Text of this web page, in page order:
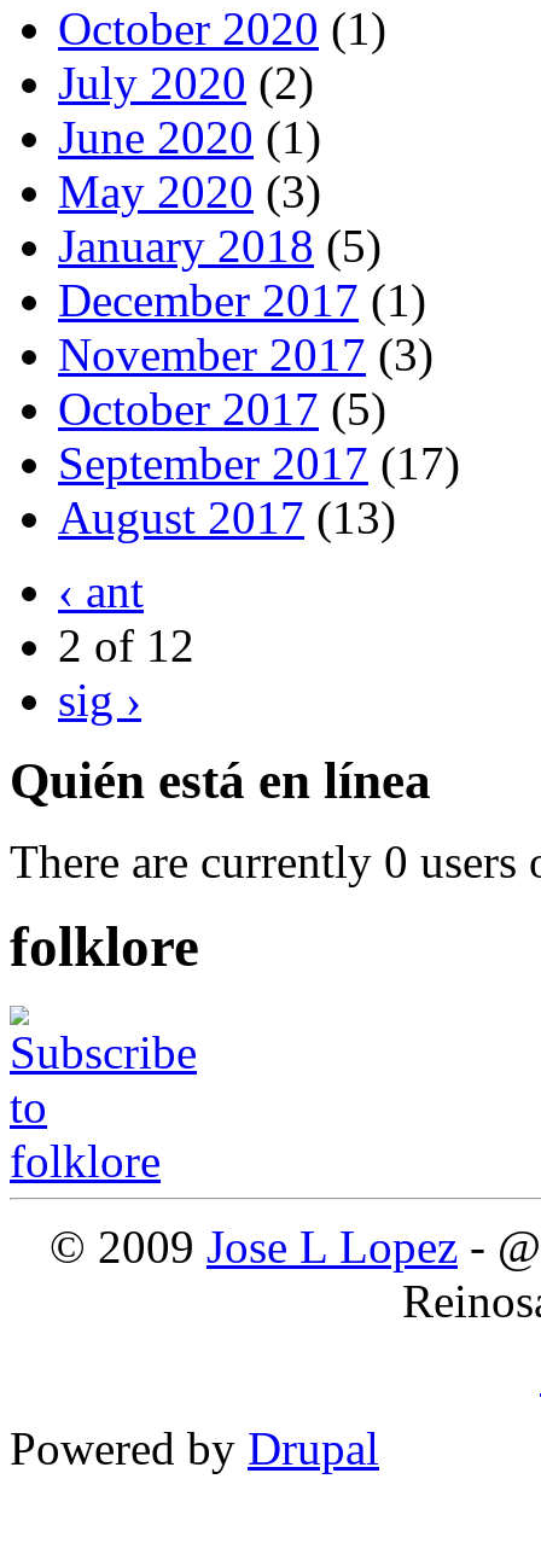
October 2020 (1)
July 2020 (2)
June 2020 (1)
May 2020 (3)
January 2018 (5)
December 2017 (1)
November 2017 (3)
October 2017 (5)
September 2017 (17)
August 2017 (13)
‹ ant
2 of 12
sig ›
Quién está en línea
There are currently 0 users
folklore
© 2009 Jose L Lopez -
Powered by Drupal